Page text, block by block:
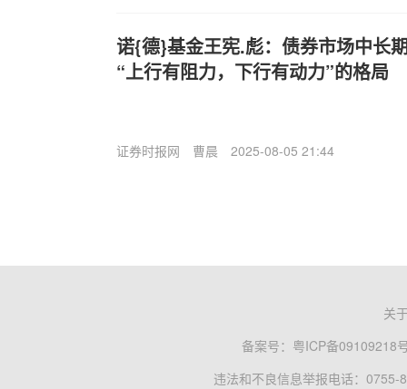
诺{德}基金王宪.彪：债券市场中长
“上行有阻力，下行有动力”的格局
证券时报网 曹晨 2025-08-05 21:44
关
备案号： 粤ICP备09109218
违法和不良信息举报电话：0755-